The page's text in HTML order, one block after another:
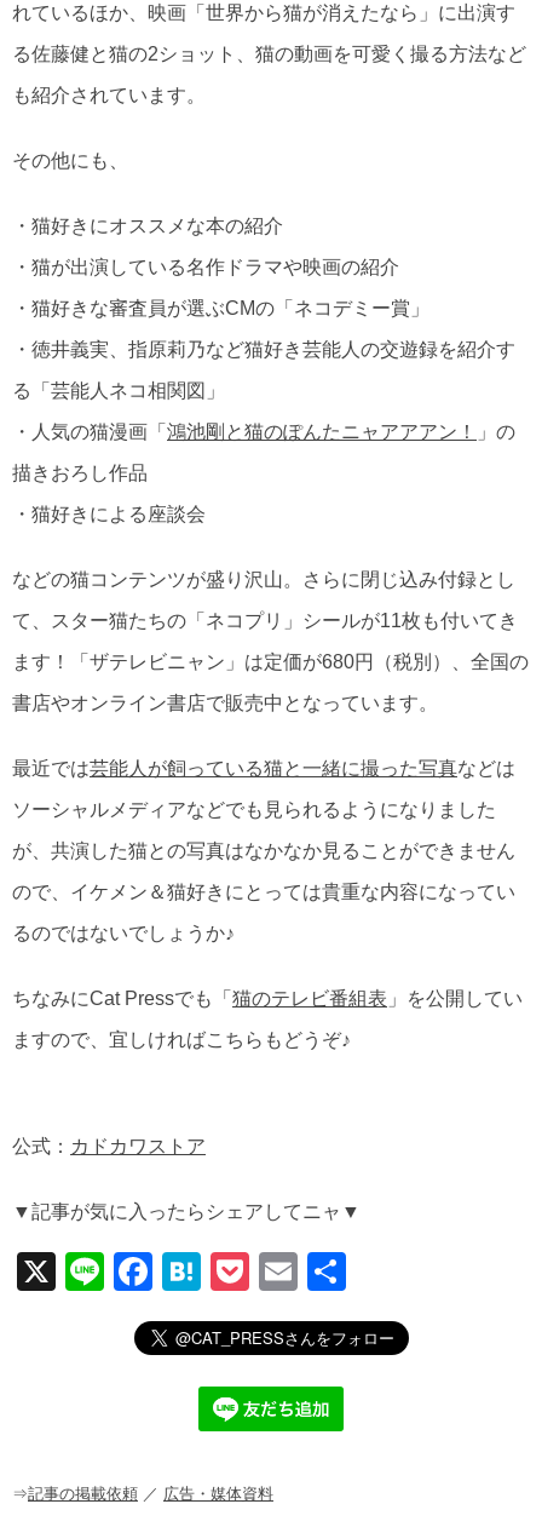
れているほか、映画「世界から猫が消えたなら」に出演す
る佐藤健と猫の2ショット、猫の動画を可愛く撮る方法など
も紹介されています。
その他にも、
・猫好きにオススメな本の紹介
・猫が出演している名作ドラマや映画の紹介
・猫好きな審査員が選ぶCMの「ネコデミー賞」
・徳井義実、指原莉乃など猫好き芸能人の交遊録を紹介す
る「芸能人ネコ相関図」
・人気の猫漫画「 鴻池剛と猫のぽんたニャアアアン！
」の
描きおろし作品
・猫好きによる座談会
などの猫コンテンツが盛り沢山。さらに閉じ込み付録とし
て、スター猫たちの「ネコプリ」シールが11枚も付いてき
ます！「ザテレビニャン」は定価が680円（税別）、全国の
書店やオンライン書店で販売中となっています。
最近では芸能人が飼っている猫と一緒に撮った写真などは
ソーシャルメディアなどでも見られるようになりました
が、共演した猫との写真はなかなか見ることができません
ので、イケメン＆猫好きにとっては貴重な内容になってい
るのではないでしょうか♪
ちなみにCat Pressでも「 猫のテレビ番組表 」を公開してい
ますので、宜しければこちらもどうぞ♪
公式： カドカワストア
▼記事が気に入ったらシェアしてニャ▼
X
Li
F
a
c
o
H
at
e
n
a
P
o
ck
et
E
m
ail
有
⇒記事の掲載依頼 ／ 広告・媒体資料